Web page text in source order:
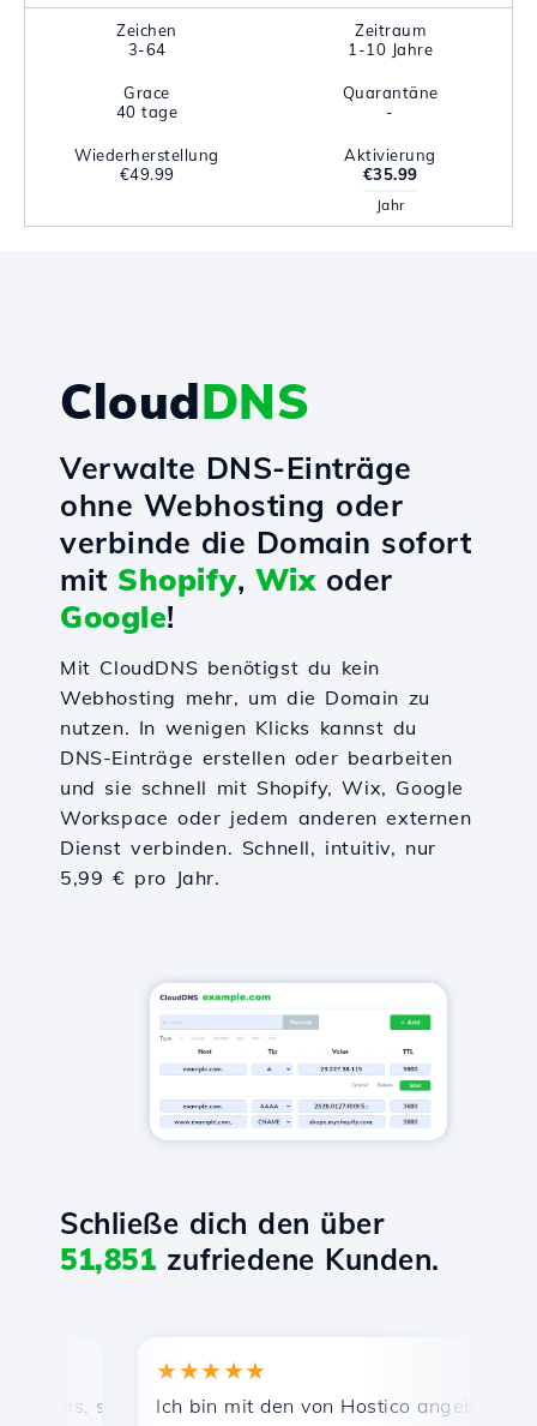
Zeichen
3-64
Zeitraum
1-10 Jahre
Grace
40 tage
Quarantäne
-
Wiederherstellung
€49.99
Aktivierung
€35.99
Jahr
CloudDNS
Verwalte DNS-Einträge
ohne Webhosting oder
verbinde die Domain sofort
mit Shopify, Wixoder
Google!
Mit CloudDNS benötigst du kein
Webhosting mehr, um die Domain zu
nutzen. In wenigen Klicks kannst du
DNS-Einträge erstellen oder bearbeiten
und sie schnell mit Shopify, Wix, Google
Workspace oder jedem anderen externen
Dienst verbinden. Schnell, intuitiv, nur
5,99 € pro Jahr.
Schließe dich den über
51,851 zufriedene Kunden.
schnelle und effiziente technische Unterstützung.
★★★★★
Ich bin mit den von Hostico angebotenen